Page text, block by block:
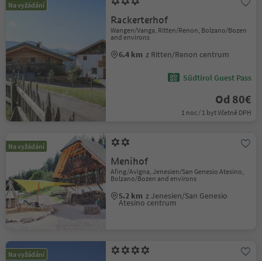
Na vyžádání
Rackerterhof
Wangen/Vanga, Ritten/Renon, Bolzano/Bozen
and environs
6.4 km z Ritten/Renon centrum
Südtirol Guest Pass
Od 80€
1 noc / 1 byt Včetně DPH
Na vyžádání
Menihof
Afing/Avigna, Jenesien/San Genesio Atesino,
Bolzano/Bozen and environs
5.2 km z Jenesien/San Genesio
Atesino centrum
Na vyžádání